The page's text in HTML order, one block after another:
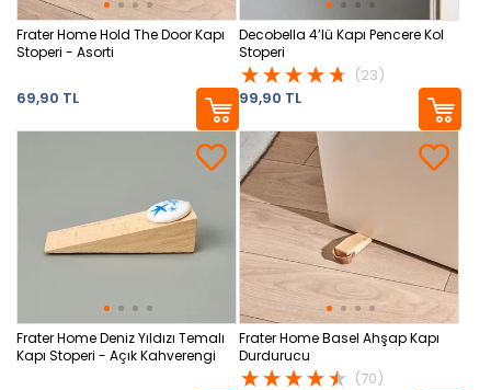
Frater Home Hold The Door Kapı
Stoperi - Asorti
69,90 TL
Decobella 4’lü Kapı Pencere Kol
Stoperi
(23)
99,90 TL
Frater Home Deniz Yıldızı Temalı
Kapı Stoperi - Açık Kahverengi
Frater Home Basel Ahşap Kapı
Durdurucu
(70)